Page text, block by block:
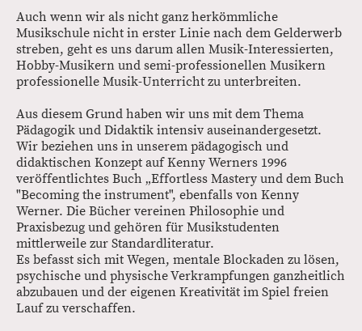
Auch wenn wir als nicht ganz herkömmliche
Musikschule nicht in erster Linie nach dem Gelderwerb
streben, geht es uns darum allen Musik-Interessierten,
Hobby-Musikern und semi-professionellen Musikern
professionelle Musik-Unterricht zu unterbreiten.
Aus diesem Grund haben wir uns mit dem Thema
Pädagogik und Didaktik intensiv auseinandergesetzt.
Wir beziehen uns in unserem pädagogisch und
didaktischen Konzept auf Kenny Werners 1996
veröffentlichtes Buch „Effortless Mastery und dem Buch
"Becoming the instrument", ebenfalls von Kenny
Werner. Die Bücher vereinen Philosophie und
Praxisbezug und gehören für Musikstudenten
mittlerweile zur Standardliteratur.
Es befasst sich mit Wegen, mentale Blockaden zu lösen,
psychische und physische Verkrampfungen ganzheitlich
abzubauen und der eigenen Kreativität im Spiel freien
Lauf zu verschaffen.